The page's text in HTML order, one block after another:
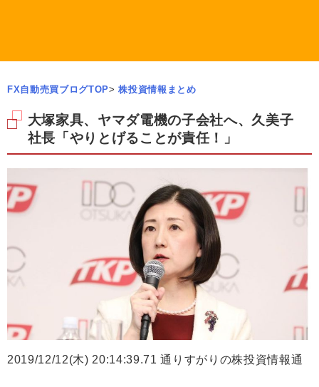
FX自動売買ブログTOP> 株投資情報まとめ
大塚家具、ヤマダ電機の子会社へ、久美子
社長「やりとげることが責任！」
2019/12/12(木) 20:14:39.71 通りすがりの株投資情報通